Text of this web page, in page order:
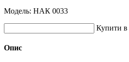
Модель: НАК 0033
Купити в
Опис